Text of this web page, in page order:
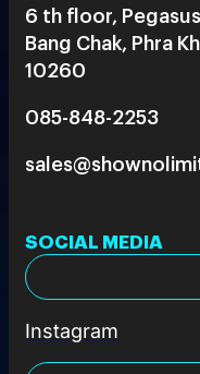
6 th floor,
Bang Chak, Phra
10260
085-848-2253
SOCIAL MEDIA
Instagram